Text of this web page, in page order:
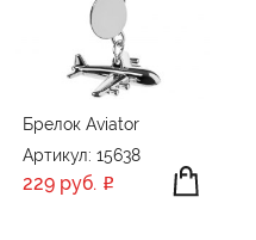
Брелок Aviator
Артикул: 15638
229 руб.